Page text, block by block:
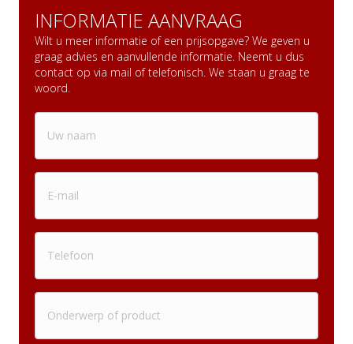
INFORMATIE AANVRAAG
Wilt u meer informatie of een prijsopgave? We geven u
graag advies en aanvullende informatie. Neemt u dus
contact op via mail of telefonisch. We staan u graag te
woord.